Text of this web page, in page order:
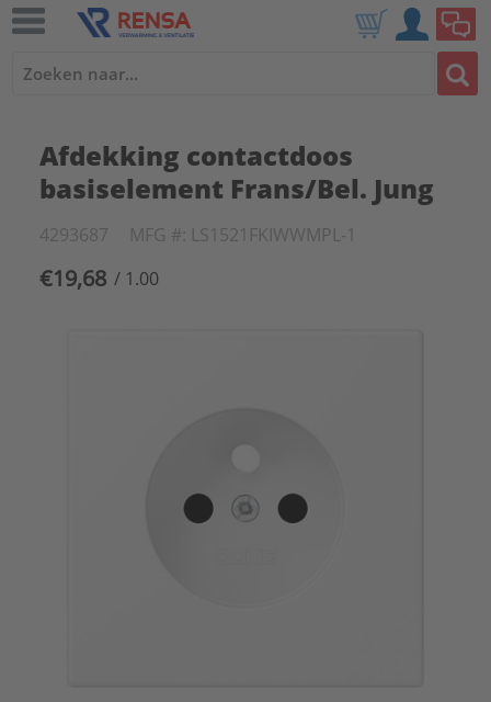
Afdekking contactdoos
basiselement Frans/Bel. Jung
4293687 MFG #: LS1521FKIWWMPL-1
€19,68 / 1.00